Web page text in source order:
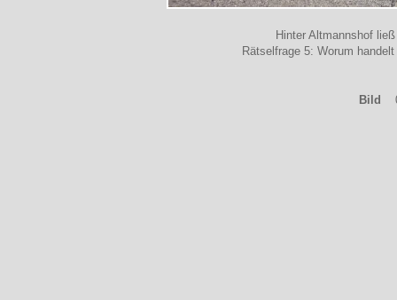
Hinter Altmannshof
Rätselfrage 5: Worum
Bild